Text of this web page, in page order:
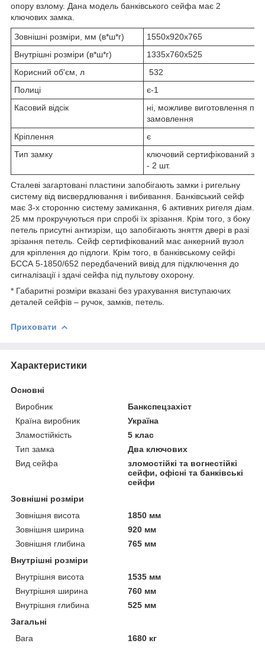
опору взлому. Дана модель банківського сейфа має 2
ключових замка.
Зовнішні розміри, мм (в*ш*г)
1550х920х765
Внутрішні розміри (в*ш*г)
1335х760х525
Корисний об'єм, л
532
Полиці
є-1
Касовий відсік
ні, можливе виготовлення під
замовлення
Кріплення
є
Тип замку
ключовий сертифікований
- 2 шт.
Сталеві загартовані пластини запобігають замки і ригельну
систему від висвердлювання і вибивання. Банківський сейф
має 3-х сторонню систему замикання, 6 активних ригеля діам.
25 мм прокручуються при спробі їх зрізання. Крім того, з боку
петель присутні антизрізи, що запобігають зняття двері в разі
зрізання петель. Сейф сертифікований має анкерний вузол
для кріплення до підлоги. Крім того, в банківському сейфі
БССА 5-1850/652 передбачений вивід для підключення до
сигналізації і здачі сейфа під пультову охорону.
* Габаритні розміри вказані без урахування виступаючих
деталей сейфів – ручок, замків, петель.
Приховати
Характеристики
Основні
Виробник
Банкспецзахіст
Країна виробник
Україна
Зламостійкість
5 клас
Тип замка
Два ключових
Вид сейфа
зломостійкі та вогнестійкі
сейфи, офісні та банківські
сейфи
Зовнішні розміри
Зовнішня висота
1850 мм
Зовнішня ширина
920 мм
Зовнішня глибина
765 мм
Внутрішні розміри
Внутрішня висота
1535 мм
Внутрішня ширина
760 мм
Внутрішня глибина
525 мм
Загальні
Вага
1680 кг